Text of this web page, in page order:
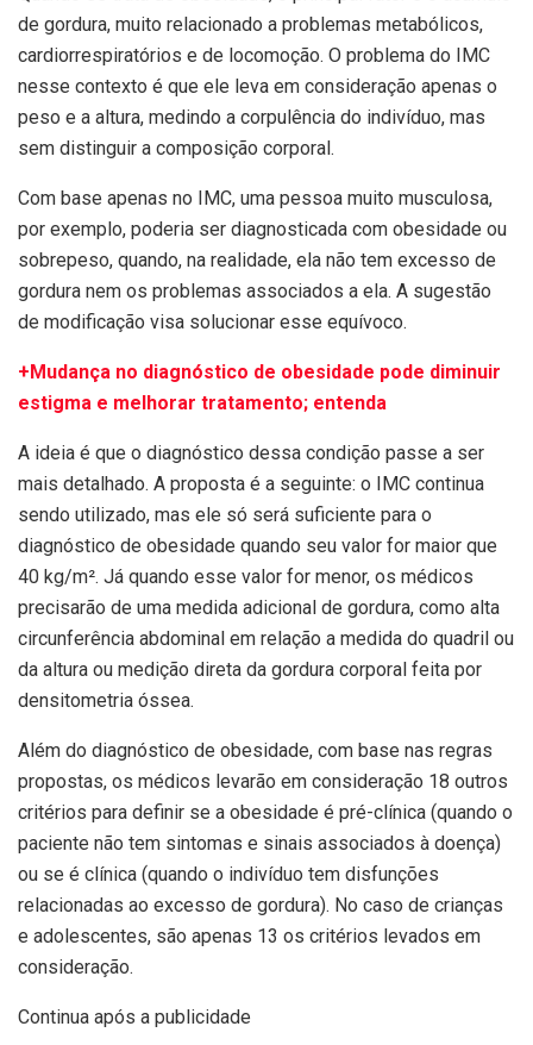
de gordura, muito relacionado a problemas metabólicos,
cardiorrespiratórios e de locomoção. O problema do IMC
nesse contexto é que ele leva em consideração apenas o
peso e a altura, medindo a corpulência do indivíduo, mas
sem distinguir a composição corporal.
Com base apenas no IMC, uma pessoa muito musculosa,
por exemplo, poderia ser diagnosticada com obesidade ou
sobrepeso, quando, na realidade, ela não tem excesso de
gordura nem os problemas associados a ela. A sugestão
de modificação visa solucionar esse equívoco.
+Mudança no diagnóstico de obesidade pode diminuir
estigma e melhorar tratamento; entenda
A ideia é que o diagnóstico dessa condição passe a ser
mais detalhado. A proposta é a seguinte: o IMC continua
sendo utilizado, mas ele só será suficiente para o
diagnóstico de obesidade quando seu valor for maior que
40 kg/m². Já quando esse valor for menor, os médicos
precisarão de uma medida adicional de gordura, como alta
circunferência abdominal em relação a medida do quadril ou
da altura ou medição direta da gordura corporal feita por
densitometria óssea.
Além do diagnóstico de obesidade, com base nas regras
propostas, os médicos levarão em consideração 18 outros
critérios para definir se a obesidade é pré-clínica (quando o
paciente não tem sintomas e sinais associados à doença)
ou se é clínica (quando o indivíduo tem disfunções
relacionadas ao excesso de gordura). No caso de crianças
e adolescentes, são apenas 13 os critérios levados em
consideração.
Continua após a publicidade